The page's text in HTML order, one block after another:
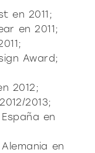
en 2011;
en 2011;
Award;
2012;
2013;
en
en